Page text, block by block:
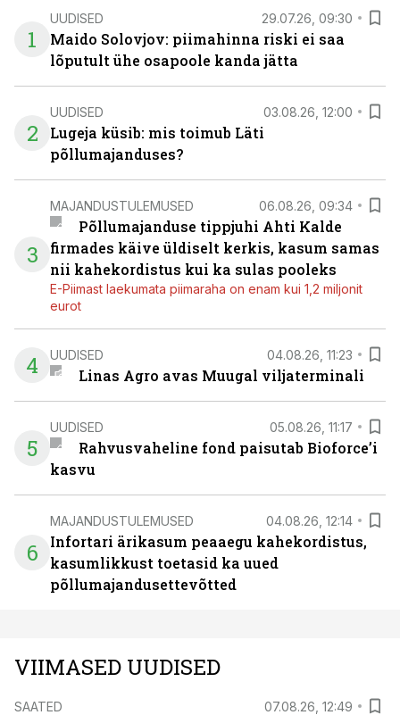
1
UUDISED 29.07.26, 09:30
Maido Solovjov: piimahinna riski ei saa
lõputult ühe osapoole kanda jätta
2
UUDISED 03.08.26, 12:00
Lugeja küsib: mis toimub Läti
põllumajanduses?
3
MAJANDUSTULEMUSED 06.08.26, 09:34
Põllumajanduse tippjuhi Ahti Kalde
firmades käive üldiselt kerkis, kasum samas
nii kahekordistus kui ka sulas pooleks
E-Piimast laekumata piimaraha on enam kui 1,2 miljonit
eurot
4 UUDISED 04.08.26, 11:23
Linas Agro avas Muugal viljaterminali
5
UUDISED 05.08.26, 11:17
Rahvusvaheline fond paisutab Bioforce’i
kasvu
6
MAJANDUSTULEMUSED 04.08.26, 12:14
Infortari ärikasum peaaegu kahekordistus,
kasumlikkust toetasid ka uued
põllumajandusettevõtted
VIIMASED UUDISED
SAATED 07.08.26, 12:49